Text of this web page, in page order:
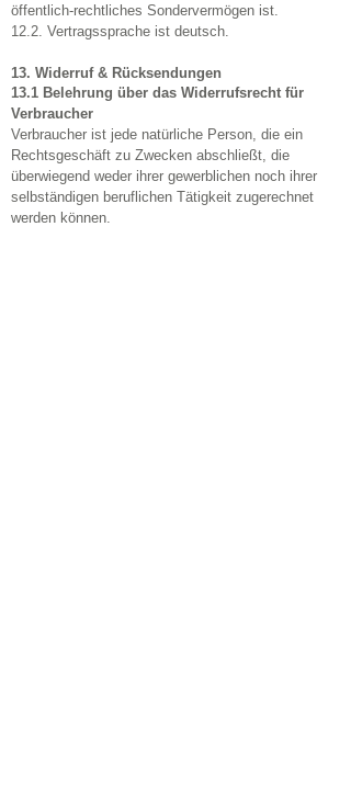
öffentlich-rechtliches Sondervermögen ist.
12.2. Vertragssprache ist deutsch.
13. Widerruf & Rücksendungen
13.1 Belehrung über das Widerrufsrecht für
Verbraucher
Verbraucher ist jede natürliche Person, die ein
Rechtsgeschäft zu Zwecken abschließt, die
überwiegend weder ihrer gewerblichen noch ihrer
selbständigen beruflichen Tätigkeit zugerechnet
werden können.